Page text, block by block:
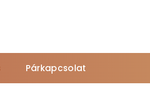
Párkapcsolat